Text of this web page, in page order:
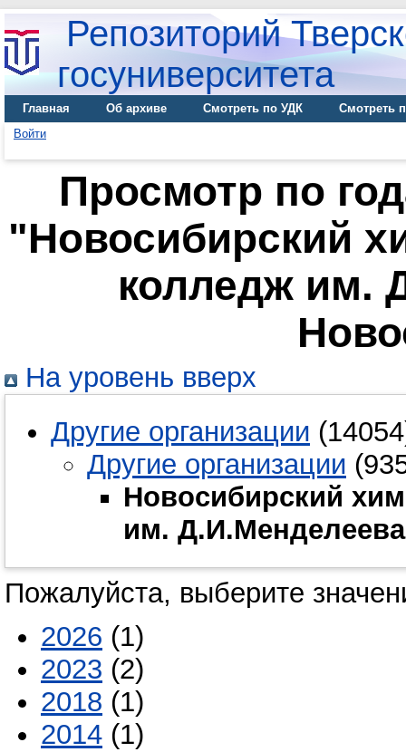
Репозиторий
госуниверситета
Главная Об архиве Смотреть по УДК
Смотреть
Войти
Просмотр по
"Новосибирский
колледж им.
На уровень вверх
Другие организации
Другие организации
Новосибирский
им.
Пожалуйста, выберите
2026 (1)
2023 (2)
2018 (1)
2014 (1)